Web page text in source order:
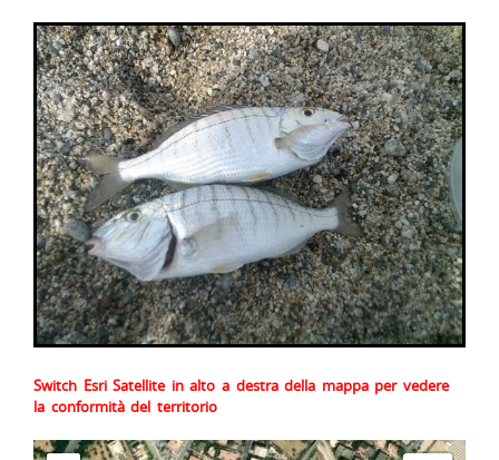
Switch Esri Satellite in alto a destra della mappa per vedere
la conformità del territorio